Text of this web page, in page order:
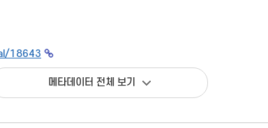
18643
메타데이터 전체 보기